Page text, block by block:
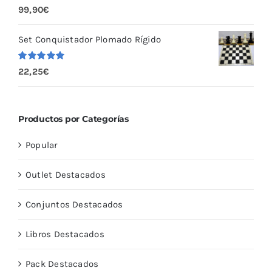
Valorado
con 5.00
99,90€
Set Conquistador Plomado Rígido
Valorado
con
5.00
22,25€
Productos por Categorías
Popular
Outlet Destacados
Conjuntos Destacados
Libros Destacados
Pack Destacados